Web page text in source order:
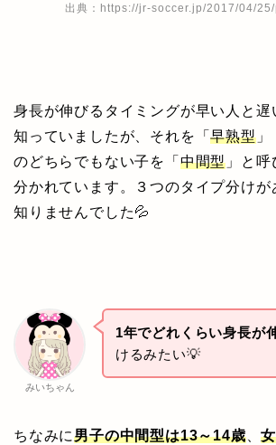
出典：https://jr-soccer.jp/2017/04/
身長が伸びるタイミングが早い人と遅
知っていましたが、それを「早熟型」
のどちらでもない子を「 中間型 」と
分かれています。３つのタイプ分け
知りませんでした💦
みいちゃん
1年でどれくらい身長が
けるみたい💡
ちなみに男子の中間型は13～14歳、